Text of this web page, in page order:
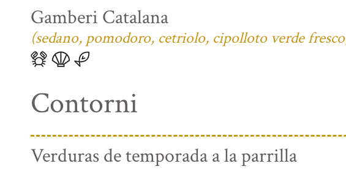
Gamberi Catalana
(sedano, pomodoro, cetriolo, cipolloto verde
Contorni
Verduras de temporada a la parrilla